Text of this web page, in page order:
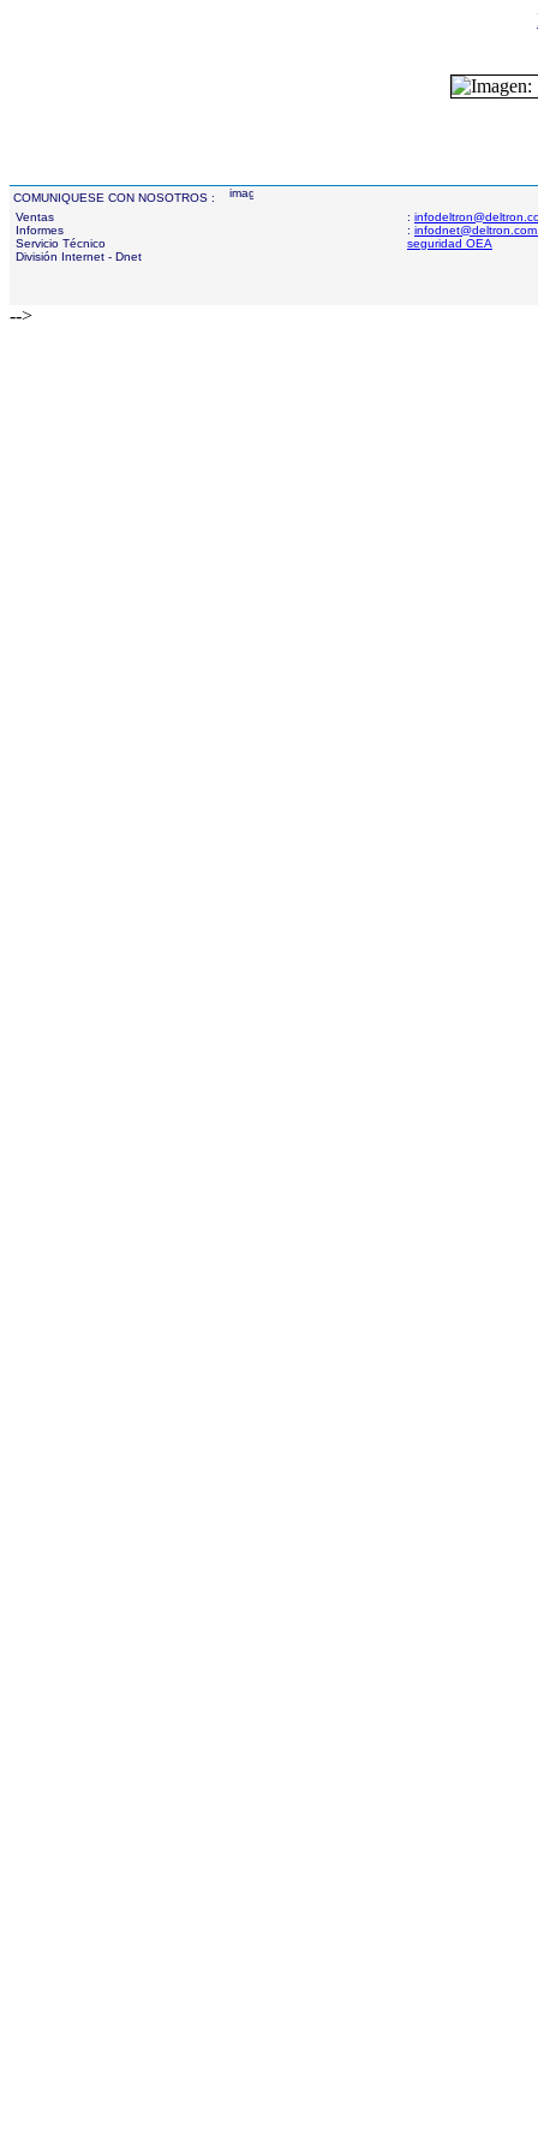
COMUNIQUESE CON NOSOTROS :
Ventas
Informes
Servicio Técnico
División Internet - Dnet
:
:
seguridad OEA
-->